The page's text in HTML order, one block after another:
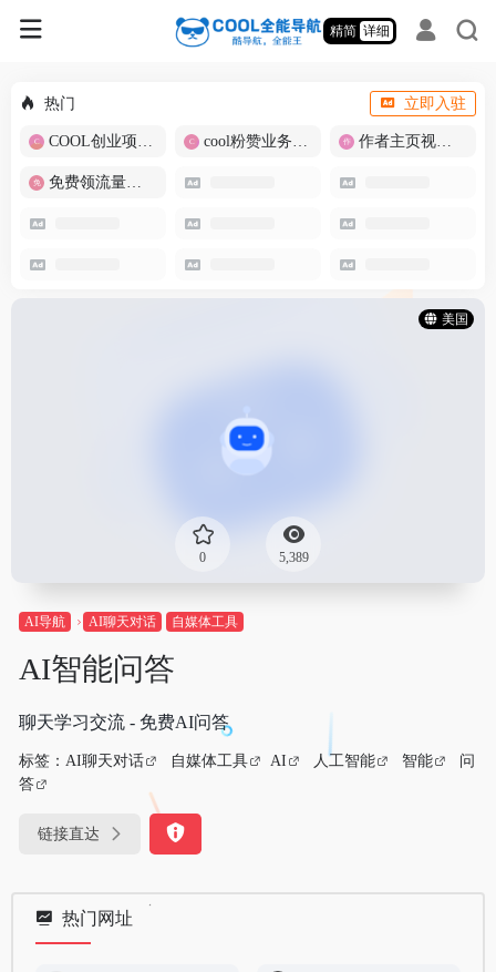
精简 详细
热门 立即入驻
COOL创业项目商城 cool粉赞业务商城【爆粉引流】 作者主页视频批量提取
免费领流量卡-包邮
美国
0 5,389
AI导航 AI聊天对话 自媒体工具
AI智能问答
聊天学习交流 - 免费AI问答
标签： AI聊天对话 自媒体工具 AI 人工智能 智能
问
答
链接直达
热门网址